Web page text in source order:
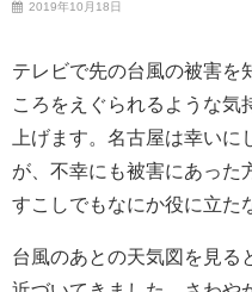
2019年10月18日
テレビで先の台風の被害を
ころをえぐられるような気
上げます。名古屋は幸い
が、不幸にも被害にあった
すこしでもなにか役に立た
台風のあとの天気図を見る